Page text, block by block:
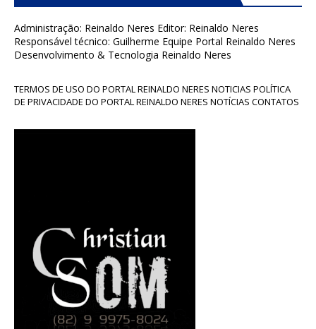
Administração: Reinaldo Neres Editor: Reinaldo Neres
Responsável técnico: Guilherme Equipe Portal Reinaldo Neres
Desenvolvimento & Tecnologia Reinaldo Neres
TERMOS DE USO DO PORTAL REINALDO NERES NOTICIAS POLÍTICA
DE PRIVACIDADE DO PORTAL REINALDO NERES NOTÍCIAS CONTATOS